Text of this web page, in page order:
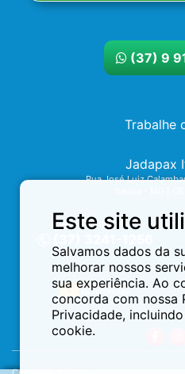
Este site
Salvamos dados da
melhorar nossos
sua experiência. Ao
concorda com nossa
Privacidade,
cookie.
(37) 9
Trabalhe
Jadapax
Rua José Luiz
Assistência 24h
Redes